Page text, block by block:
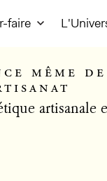
faire
même
artisanale